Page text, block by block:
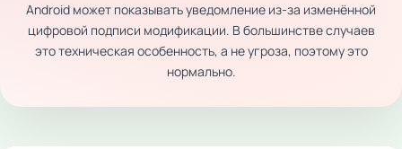
Android может показывать уведомление из-за изменённой
цифровой подписи модификации. В большинстве случаев
это техническая особенность, а не угроза, поэтому это
нормально.